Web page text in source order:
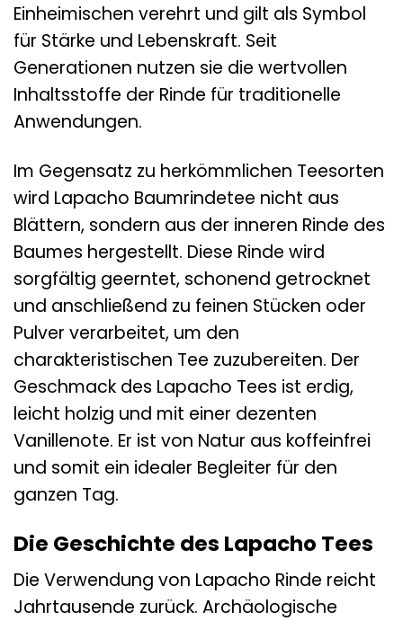
Einheimischen verehrt und gilt als Symbol
für Stärke und Lebenskraft. Seit
Generationen nutzen sie die wertvollen
Inhaltsstoffe der Rinde für traditionelle
Anwendungen.
Im Gegensatz zu herkömmlichen Teesorten
wird Lapacho Baumrindetee nicht aus
Blättern, sondern aus der inneren Rinde des
Baumes hergestellt. Diese Rinde wird
sorgfältig geerntet, schonend getrocknet
und anschließend zu feinen Stücken oder
Pulver verarbeitet, um den
charakteristischen Tee zuzubereiten. Der
Geschmack des Lapacho Tees ist erdig,
leicht holzig und mit einer dezenten
Vanillenote. Er ist von Natur aus koffeinfrei
und somit ein idealer Begleiter für den
ganzen Tag.
Die Geschichte des Lapacho Tees
Die Verwendung von Lapacho Rinde reicht
Jahrtausende zurück. Archäologische